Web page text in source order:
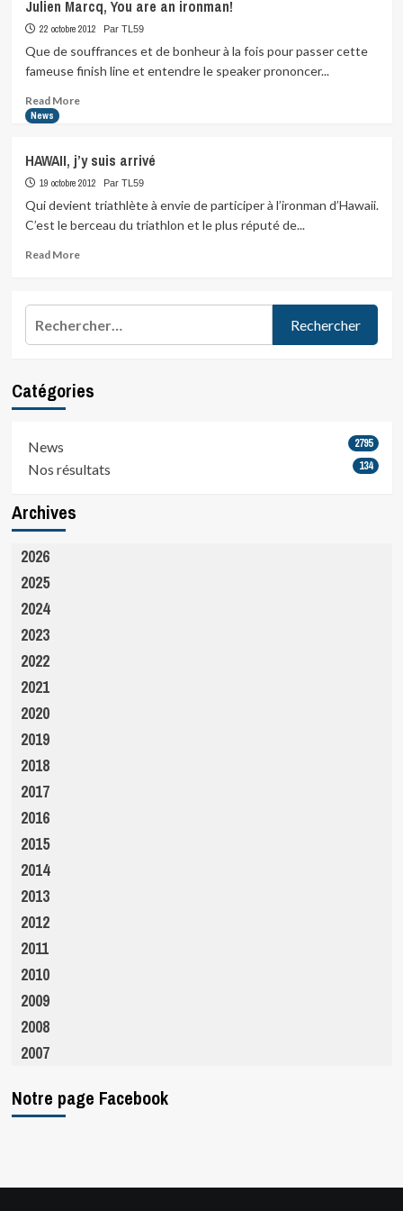
Julien Marcq, You are an ironman!
22 octobre 2012 Par TL59
Que de souffrances et de bonheur à la fois pour passer cette
fameuse finish line et entendre le speaker prononcer...
Read MoreRead
Marcq,
You
are
ironman!
News
HAWAII, j’y suis arrivé
19 octobre 2012 Par TL59
Qui devient triathlète à envie de participer à l’ironman d’Hawaii.
C’est le berceau du triathlon et le plus réputé de...
Read MoreRead
HAWAII,
Catégories
News 2795
Nos résultats 134
Archives
2026
2025
2024
2023
2022
2021
2020
2019
2018
2017
2016
2015
2014
2013
2012
2011
2010
2009
2008
2007
Notre page Facebook